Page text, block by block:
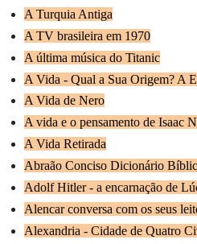
A Turquia Antiga
A TV brasileira em 1970
A última música do Titanic
A Vida - Qual a Sua Origem? A
A Vida de Nero
A vida e o pensamento de Isaac
A Vida Retirada
Abraão Conciso Dicionário
Adolf Hitler - a encarnação de
Alencar conversa com os seus
Alexandria - Cidade de Quatro